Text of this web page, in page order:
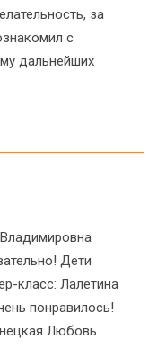
за
с
дальнейших
Дети
класс: Лалетина
понравилось!
Любовь